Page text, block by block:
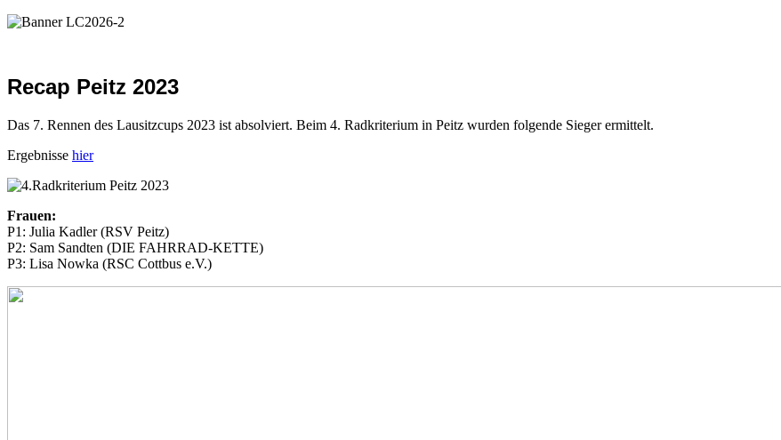
Recap Peitz 2023
Das 7. Rennen des Lausitzcups 2023 ist absolviert. Beim 4. Radkriterium in Peitz wurden folgende Sieger ermittelt.
Ergebnisse hier
Frauen:
P1: Julia Kadler (RSV Peitz)
P2: Sam Sandten (DIE FAHRRAD-KETTE)
P3: Lisa Nowka (RSC Cottbus e.V.)